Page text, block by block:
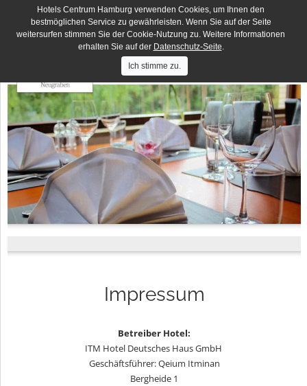
Hotels
Deutsches Haus
Hotel Lumen
Hotel Residence
Hotel Terminus
Elbbrücken Hotel
Hotel an der Bille
Hotel Seegarten
DE
Impressum
Betreiber Hotel:
ITM Hotel Deutsches Haus GmbH
Geschäftsführer: Qeium Itminan
Bergheide 1
Hotels Centrum Hamburg verwenden Cookies, um Ihnen den
bestmöglichen Service zu gewährleisten. Wenn Sie auf der Seite
weitersurfen stimmen Sie der Cookie-Nutzung zu. Weitere Informationen
erhalten Sie auf der Datenschutz-Seite.
Ich stimme zu.